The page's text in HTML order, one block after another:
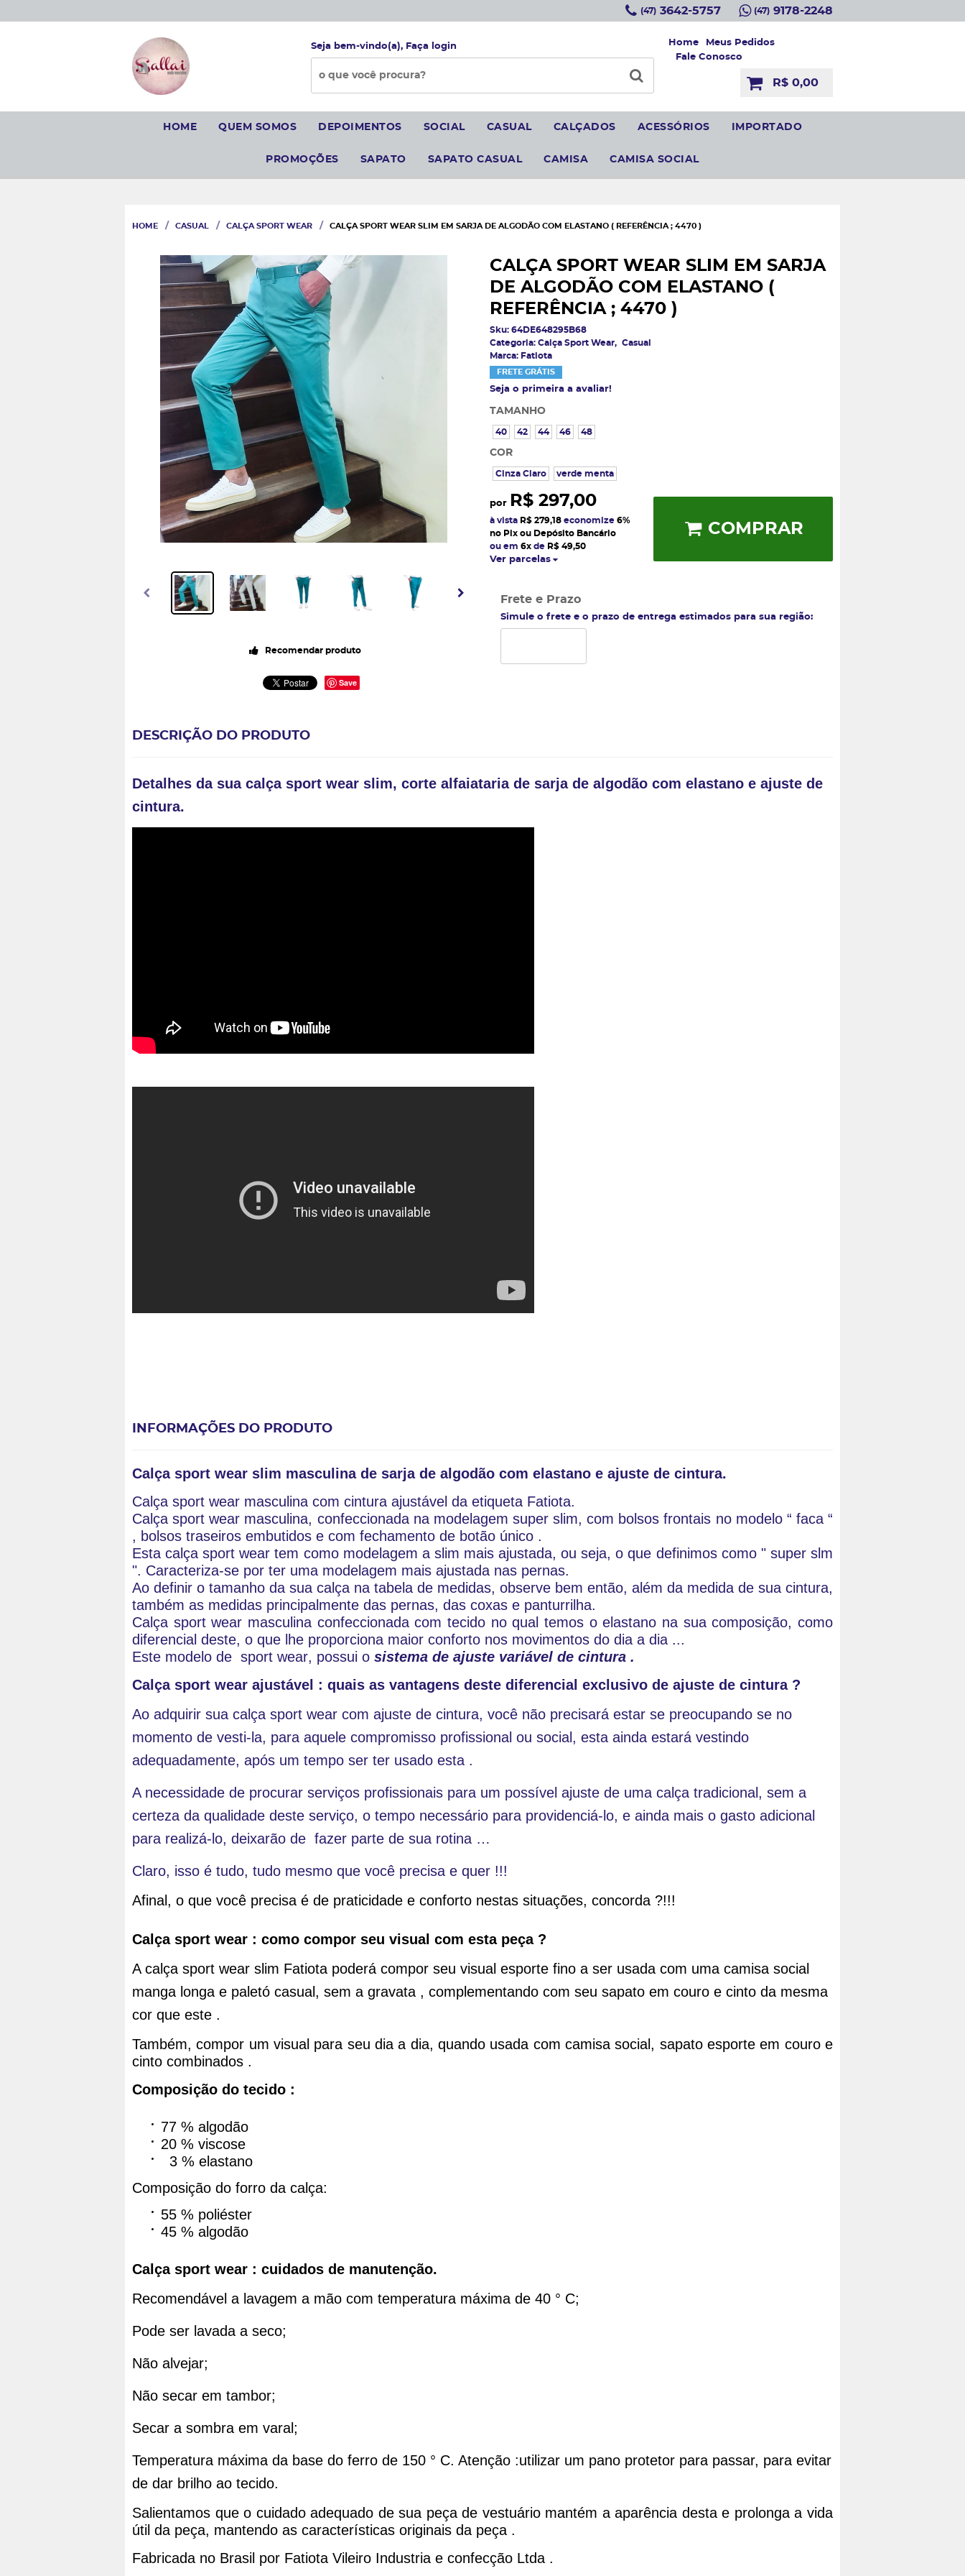
(47) 3642-5757 (47) 9178-2248
Seja bem-vindo(a), Faça login Home
Meus Pedidos
Fale Conosco
R$ 0,00
HOME QUEM SOMOS DEPOIMENTOS SOCIAL CASUAL CALÇADOS ACESSÓRIOS IMPORTADO
PROMOÇÕES SAPATO SAPATO CASUAL CAMISA CAMISA SOCIAL
HOME CASUAL CALÇA SPORT WEAR CALÇA SPORT WEAR SLIM EM SARJA DE ALGODÃO COM ELASTANO ( REFERÊNCIA ; 4470 )
Recomendar produto
Save
CALÇA SPORT WEAR SLIM EM SARJA
DE ALGODÃO COM ELASTANO (
REFERÊNCIA ; 4470 )
Sku: 64DE648295B68
Categoria: Calça Sport Wear
Casual
Marca: Fatiota
FRETE GRÁTIS
Seja o primeira a avaliar!
TAMANHO
40 42 44 46 48
COR
Cinza Claro verde menta
por R$ 297,00
à vista R$ 279,18economize 6%
no Pix ou Depósito Bancário
ou em 6xde R$ 49,50
Ver parcelas
COMPRAR
Frete e Prazo
Simule o frete e o prazo de entrega estimados para sua região:
DESCRIÇÃO DO PRODUTO
Detalhes da sua calça sport wear slim, corte alfaiataria de sarja de algodão com elastano e ajuste de
cintura.
INFORMAÇÕES DO PRODUTO
Calça sport wear slim masculina de sarja de algodão com elastano e ajuste de cintura.
Calça sport wear masculina com cintura ajustável da etiqueta Fatiota.
Calça sport wear masculina, confeccionada na modelagem super slim, com bolsos frontais no modelo “ faca “
, bolsos traseiros embutidos e com fechamento de botão único .
Esta calça sport wear tem como modelagem a slim mais ajustada, ou seja, o que definimos como " super slm
". Caracteriza-se por ter uma modelagem mais ajustada nas pernas.
Ao definir o tamanho da sua calça na tabela de medidas, observe bem então, além da medida de sua cintura,
também as medidas principalmente das pernas, das coxas e panturrilha.
Calça sport wear masculina confeccionada com tecido no qual temos o elastano na sua composição, como
diferencial deste, o que lhe proporciona maior conforto nos movimentos do dia a dia ...
Este modelo de sport wear, possui o sistema de ajuste variável de cintura .
Calça sport wear ajustável : quais as vantagens deste diferencial exclusivo de ajuste de cintura ?
Ao adquirir sua calça sport wear com ajuste de cintura, você não precisará estar se preocupando se no
momento de vesti-la, para aquele compromisso profissional ou social, esta ainda estará vestindo
adequadamente, após um tempo ser ter usado esta .
A necessidade de procurar serviços profissionais para um possível ajuste de uma calça tradicional, sem a
certeza da qualidade deste serviço, o tempo necessário para providenciá-lo, e ainda mais o gasto adicional
para realizá-lo, deixarão de  fazer parte de sua rotina …
Claro, isso é tudo, tudo mesmo que você precisa e quer !!!
Afinal, o que você precisa é de praticidade e conforto nestas situações, concorda ?!!!
Calça sport wear : como compor seu visual com esta peça ?
A calça sport wear slim Fatiota poderá compor seu visual esporte fino a ser usada com uma camisa social
manga longa e paletó casual, sem a gravata , complementando com seu sapato em couro e cinto da mesma
cor que este .
Também, compor um visual para seu dia a dia, quando usada com camisa social, sapato esporte em couro e
cinto combinados .
Composição do tecido :
77 % algodão
20 % viscose
3 % elastano
Composição do forro da calça:
55 % poliéster
45 % algodão
Calça sport wear : cuidados de manutenção.
Recomendável a lavagem a mão com temperatura máxima de 40 ° C;
Pode ser lavada a seco;
Não alvejar;
Não secar em tambor;
Secar a sombra em varal;
Temperatura máxima da base do ferro de 150 ° C. Atenção :utilizar um pano protetor para passar, para evitar
de dar brilho ao tecido.
Salientamos que o cuidado adequado de sua peça de vestuário mantém a aparência desta e prolonga a vida
útil da peça, mantendo as características originais da peça .
Fabricada no Brasil por Fatiota Vileiro Industria e confecção Ltda .